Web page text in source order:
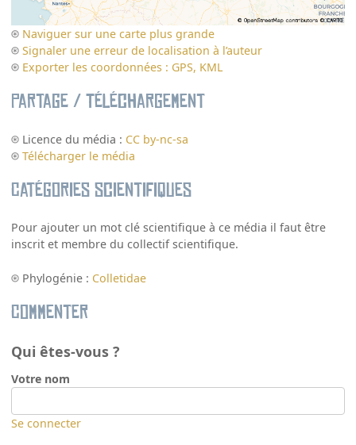
Naviguer sur une carte plus grande
Signaler une erreur de localisation à l’auteur
Exporter les coordonnées : GPS, KML
Partage / Téléchargement
Licence du média : CC by-nc-sa
Télécharger le média
Catégories scientifiques
Pour ajouter un mot clé scientifique à ce média il faut être
inscrit et membre du collectif scientifique.
Phylogénie : Colletidae
Commenter
Qui êtes-vous ?
Votre nom
Se connecter